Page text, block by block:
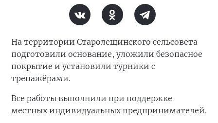
На территории Старолещинского сельсовета
подготовили основание, уложили безопасное
покрытие и установили турники с
тренажёрами.
Все работы выполнили при поддержке
местных индивидуальных предпринимателей.